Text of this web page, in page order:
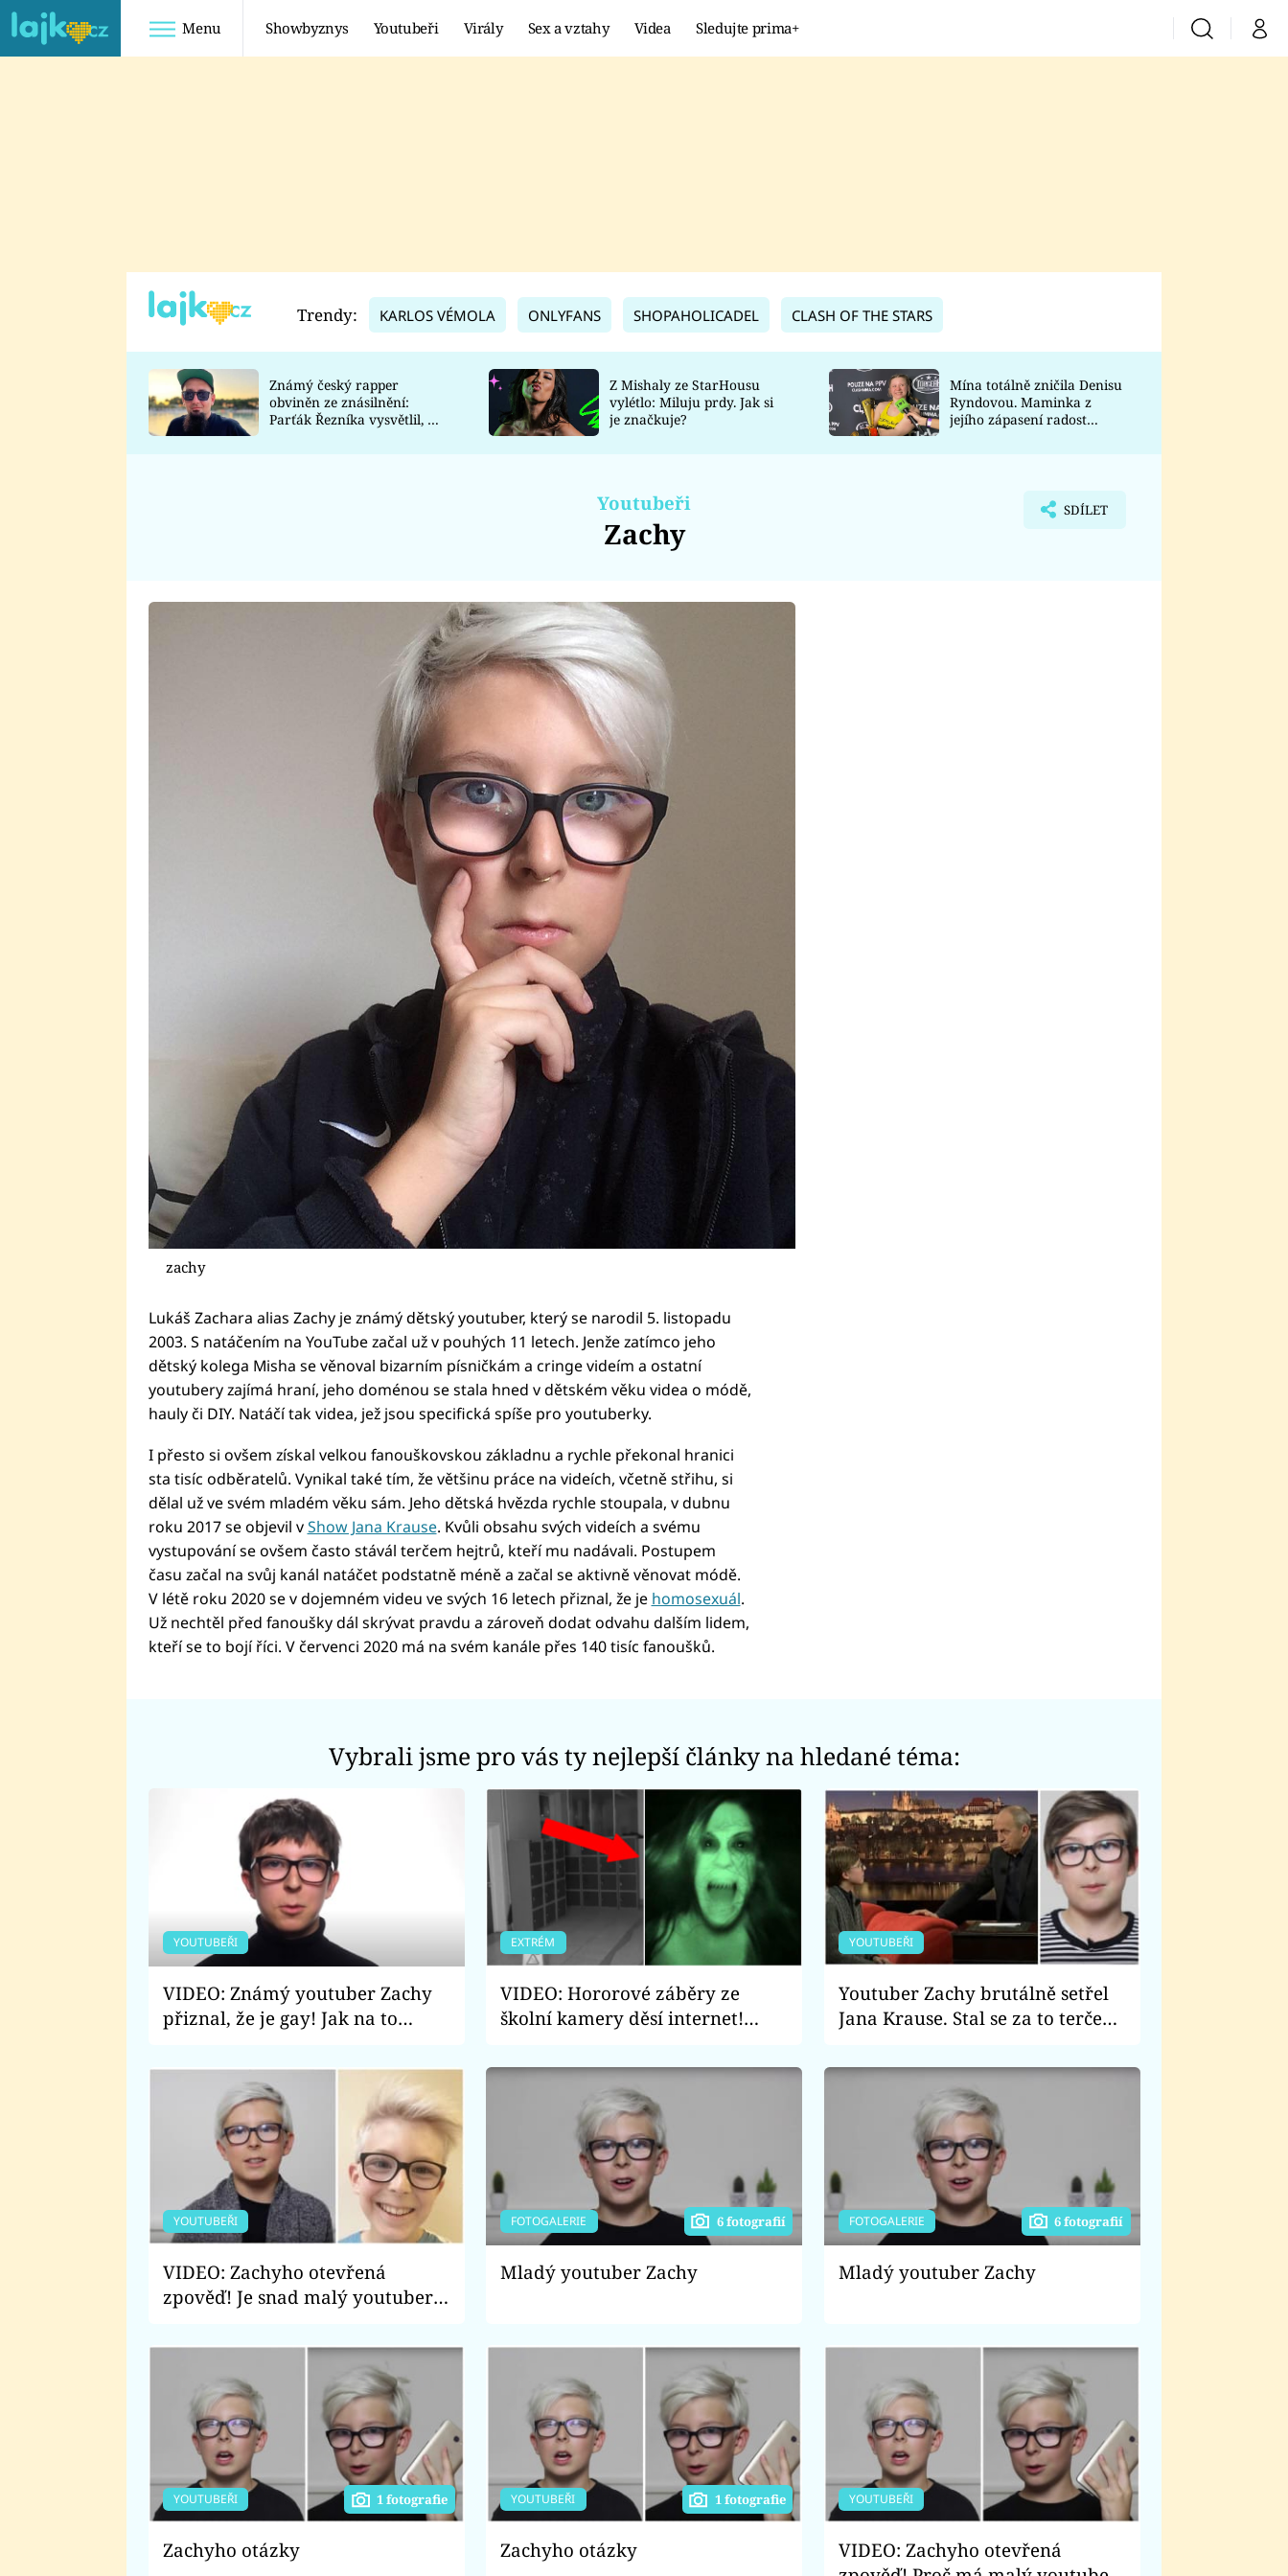
Menu Showbyznys Youtubeři Virály Sex a vztahy Videa Sledujte prima+ VyhledáváníMůj
TADEÁŠ KUBĚNKA
DATEL
Prima Lajk
Sledujte nás
Trendy: KARLOS VÉMOLA ONLYFANS SHOPAHOLICADEL CLASH OF THE STARS
Známý český rapper
obviněn ze znásilnění:
Parťák Řezníka vysvětlil, co
Z Mishaly ze StarHousu
vylétlo: Miluju prdy. Jak si
je značkuje?
Mína totálně zničila Denisu
Ryndovou. Maminka z
jejího zápasení radost
Youtubeři
Zachy
SDÍLET
zachy
Lukáš Zachara alias Zachy je známý dětský youtuber, který se narodil 5. listopadu
2003. S natáčením na YouTube začal už v pouhých 11 letech. Jenže zatímco jeho
dětský kolega Misha se věnoval bizarním písničkám a cringe videím a ostatní
youtubery zajímá hraní, jeho doménou se stala hned v dětském věku videa o módě,
hauly či DIY. Natáčí tak videa, jež jsou specifická spíše pro youtuberky.
I přesto si ovšem získal velkou fanouškovskou základnu a rychle překonal hranici
sta tisíc odběratelů. Vynikal také tím, že většinu práce na videích, včetně střihu, si
dělal už ve svém mladém věku sám. Jeho dětská hvězda rychle stoupala, v dubnu
roku 2017 se objevil vShow Jana Krause. Kvůli obsahu svých videích a svému
vystupování se ovšem často stávál terčem hejtrů, kteří mu nadávali. Postupem
času začal na svůj kanál natáčet podstatně méně a začal se aktivně věnovat módě.
V létě roku 2020 se v dojemném videu ve svých 16 letech přiznal, že je homosexuál.
Už nechtěl před fanoušky dál skrývat pravdu a zároveň dodat odvahu dalším lidem,
kteří se to bojí říci. V červenci 2020 má na svém kanále přes 140 tisíc fanoušků.
Vybrali jsme pro vás ty nejlepší články na hledané téma:
YOUTUBEŘI
VIDEO: Známý youtuber Zachy
přiznal, že je gay! Jak na to
EXTRÉM
VIDEO: Hororové záběry ze
školní kamery děsí internet!
YOUTUBEŘI
Youtuber Zachy brutálně setřel
Jana Krause. Stal se za to terčem
YOUTUBEŘI
VIDEO: Zachyho otevřená
zpověď! Je snad malý youtuber
útokům hejtrů?
FOTOGALERIE 6 fotografií
Mladý youtuber Zachy
FOTOGALERIE 6 fotografií
Mladý youtuber Zachy
YOUTUBEŘI 1 fotografie
Zachyho otázky
YOUTUBEŘI 1 fotografie
Zachyho otázky
YOUTUBEŘI
VIDEO: Zachyho otevřená